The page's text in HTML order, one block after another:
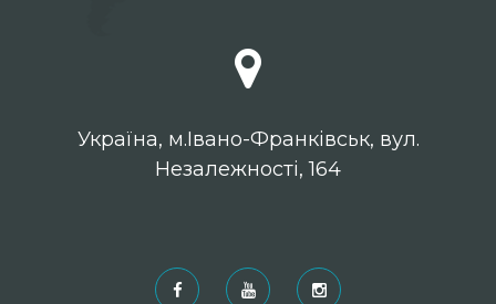
Українa, м.Івано-Франківськ, вул.
Незалежності, 164